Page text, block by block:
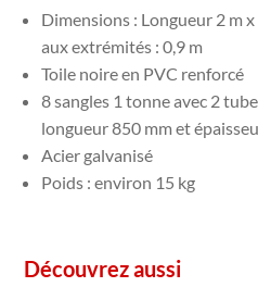
Dimensions : Longueur 2 m
aux extrémités : 0,9 m
Toile noire en PVC renforcé
8 sangles 1 tonne avec 2
longueur 850 mm et
Acier galvanisé
Poids : environ 15 kg
Découvrez aussi